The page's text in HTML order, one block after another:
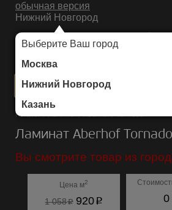
обычная версия
Нижний Новгород
Выберите Ваш город
Москва
Нижний Новгород
Казань
ИНТЕРНЕТ-МАГАЗИН НАПОЛЬНЫХ ПОКРЫТИЙ
Каталог/Ламинат/Aberhof/Tornado
Ламинат Aberhof
Вы смотрите товар из
Цена м2
1 058p920p 0